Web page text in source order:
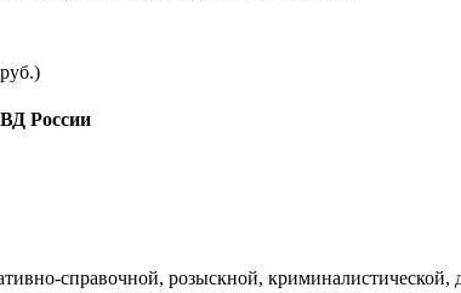
России
справочной, розыскной,